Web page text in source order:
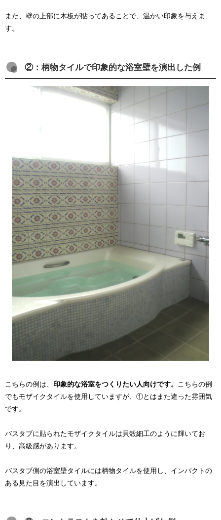
また、壁の上部に木板が貼ってあることで、温かい印象を与えま
す。
②：柄物タイルで印象的な浴室壁を演出した例
こちらの例は、 印象的な浴室をつくりたい人向けです。
こちらの例
でもモザイクタイルを使用していますが、①とはまた違った雰囲気
です。
バスタブに貼られたモザイクタイルは貝殻細工のように輝いてお
り、高級感があります。
バスタブ側の浴室壁タイルには柄物タイルを使用し、インパクトの
ある見た目を演出しています。